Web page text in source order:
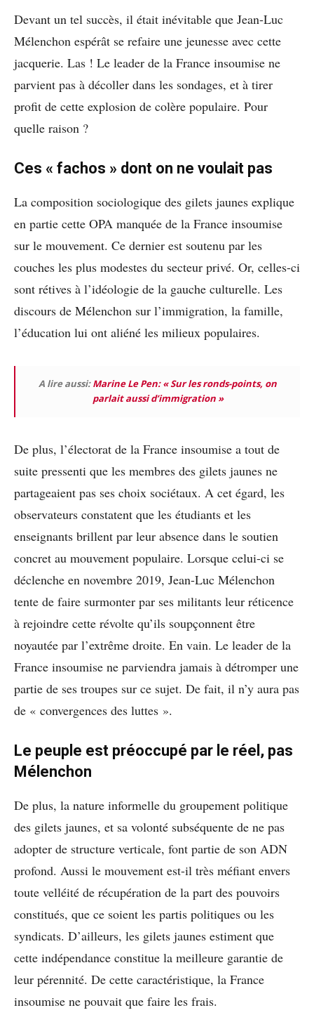
Devant un tel succès, il était inévitable que Jean-Luc
Mélenchon espérât se refaire une jeunesse avec cette
jacquerie. Las ! Le leader de la France insoumise ne
parvient pas à décoller dans les sondages, et à tirer
profit de cette explosion de colère populaire. Pour
quelle raison ?
Ces « fachos » dont on ne voulait pas
La composition sociologique des gilets jaunes explique
en partie cette OPA manquée de la France insoumise
sur le mouvement. Ce dernier est soutenu par les
couches les plus modestes du secteur privé. Or, celles-ci
sont rétives à l’idéologie de la gauche culturelle. Les
discours de Mélenchon sur l’immigration, la famille,
l’éducation lui ont aliéné les milieux populaires.
A lire aussi:Marine Le Pen: « Sur les ronds-points, on
parlait aussi d’immigration »
De plus, l’électorat de la France insoumise a tout de
suite pressenti que les membres des gilets jaunes ne
partageaient pas ses choix sociétaux. A cet égard, les
observateurs constatent que les étudiants et les
enseignants brillent par leur absence dans le soutien
concret au mouvement populaire. Lorsque celui-ci se
déclenche en novembre 2019, Jean-Luc Mélenchon
tente de faire surmonter par ses militants leur réticence
à rejoindre cette révolte qu’ils soupçonnent être
noyautée par l’extrême droite. En vain. Le leader de la
France insoumise ne parviendra jamais à détromper une
partie de ses troupes sur ce sujet. De fait, il n’y aura pas
de « convergences des luttes ».
Le peuple est préoccupé par le réel, pas
Mélenchon
De plus, la nature informelle du groupement politique
des gilets jaunes, et sa volonté subséquente de ne pas
adopter de structure verticale, font partie de son ADN
profond. Aussi le mouvement est-il très méfiant envers
toute velléité de récupération de la part des pouvoirs
constitués, que ce soient les partis politiques ou les
syndicats. D’ailleurs, les gilets jaunes estiment que
cette indépendance constitue la meilleure garantie de
leur pérennité. De cette caractéristique, la France
insoumise ne pouvait que faire les frais.